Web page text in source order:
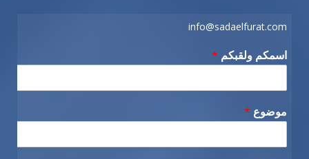
info@sadaelfurat.com
اسمكم ولقبكم *
موضوع *